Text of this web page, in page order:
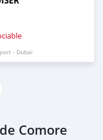
- Dubai
Comore